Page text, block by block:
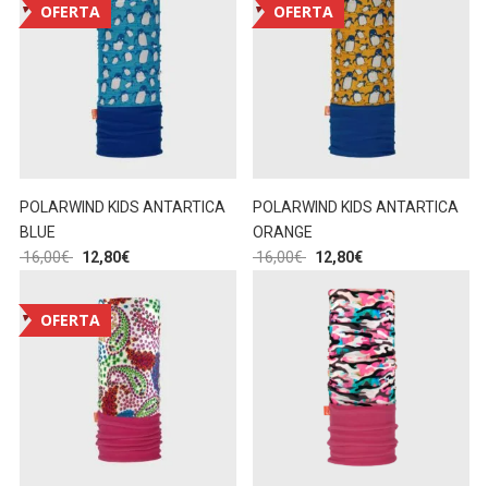
OFERTA
POLARWIND KIDS ANTARTICA
BLUE
16,00€ 12,80€
OFERTA
POLARWIND KIDS ANTARTICA
ORANGE
16,00€ 12,80€
OFERTA